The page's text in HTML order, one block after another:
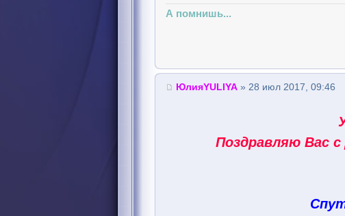
А помнишь...
ЮлияYULIYA » 28 июл 2017, 09:46
Поздравляю Вас